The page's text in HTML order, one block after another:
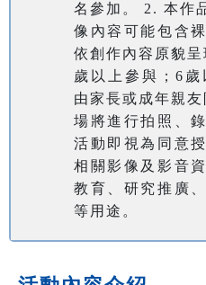
名參加。 2. 本作
像內容可能包含
依創作內容原貌
歲以上參與；6
由家長或成年親
場將進行拍照、
活動即視為同意
相關影像及影音
教育、研究推廣
等用途。